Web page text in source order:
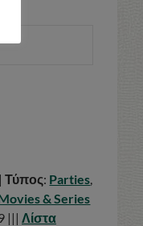
Τύπος: Parties
& Series
||| Λίστα